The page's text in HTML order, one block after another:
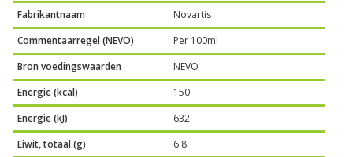
Fabrikantnaam
Novartis
Commentaarregel (NEVO)
Per 100ml
Bron voedingswaarden
NEVO
Energie (kcal)
150
Energie (kJ)
632
Eiwit, totaal (g)
6.8